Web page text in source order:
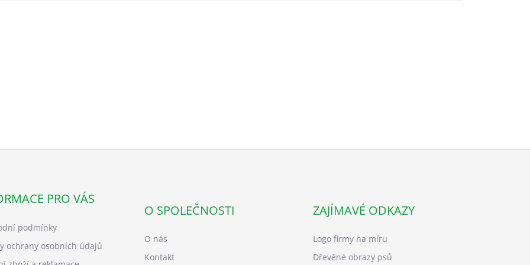
PRO VÁS
podmínky
ochrany osobních údajů
O SPOLEČNOSTI
O nás
Kontakt
ZAJÍMAVÉ ODKAZY
Logo firmy na míru
Dřevěné obrazy psů